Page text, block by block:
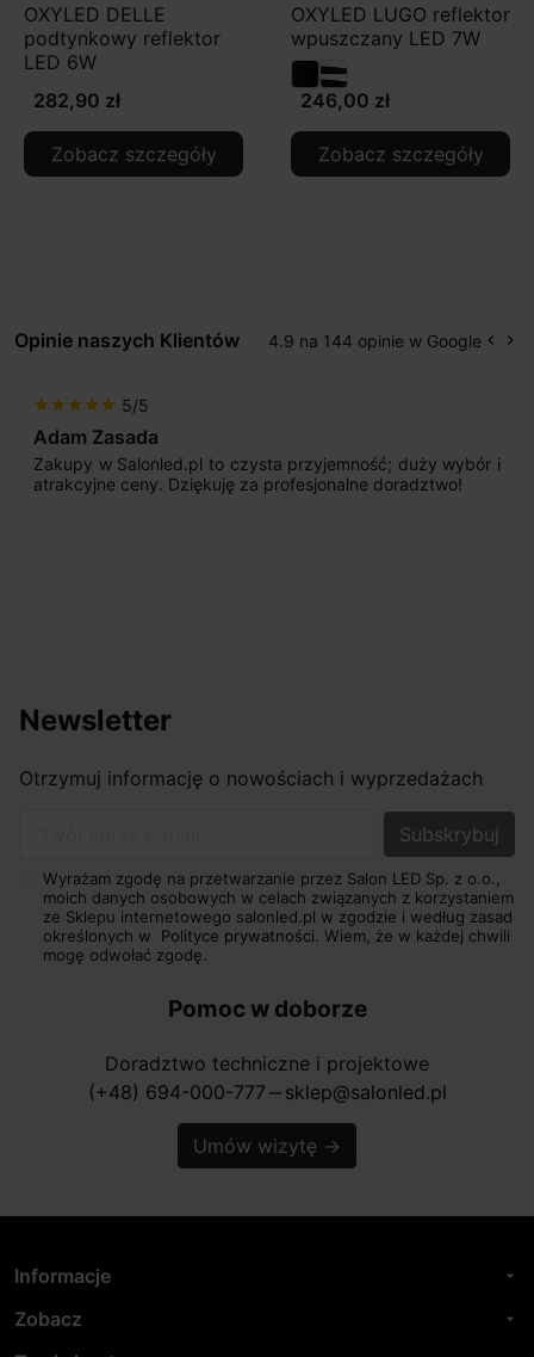
OXYLED DELLE
podtynkowy reflektor
LED 6W
282,90 zł
Zobacz szczegóły
OXYLED LUGO reflektor
wpuszczany LED 7W
246,00 zł
Zobacz szczegóły
Opinie naszych Klientów 4.9 na 144 opinie w Google keyboard_arrow_left keyboard_arrow_right
to czysta przyjemność; duży wybór i
Dziękuję za profesjonalne doradztwo!
Jestem
początku
Newsletter
Otrzymuj informację o nowościach i wyprzedażach
Wyrażam zgodę na przetwarzanie przez Salon LED Sp. z o.o.,
moich danych osobowych w celach związanych z korzystaniem
ze Sklepu internetowego salonled.pl w zgodzie i według zasad
określonych w Polityce prywatności. Wiem, że w każdej chwili
mogę odwołać zgodę.
Pomoc w doborze
Doradztwo techniczne i projektowe
(+48) 694-000-777 horizontal_rule sklep@salonled.pl
Umów wizytę →
Informacje arrow_drop_down
Zobacz arrow_drop_down